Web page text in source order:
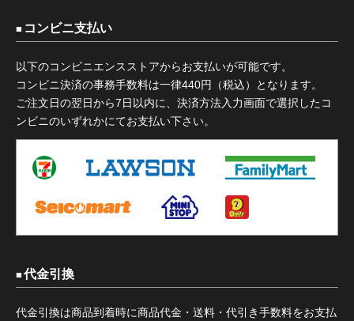
コンビニ支払い
以下のコンビニエンスストアからお支払いが可能です。
コンビニ決済の事務手数料は一律440円（税込）となります。
ご注文日の翌日から7日以内に、決済方法入力画面で選択したコ
ンビニのいずれかにてお支払い下さい。
代金引換
代金引換は商品到着時に商品代金・送料・代引き手数料をお支払